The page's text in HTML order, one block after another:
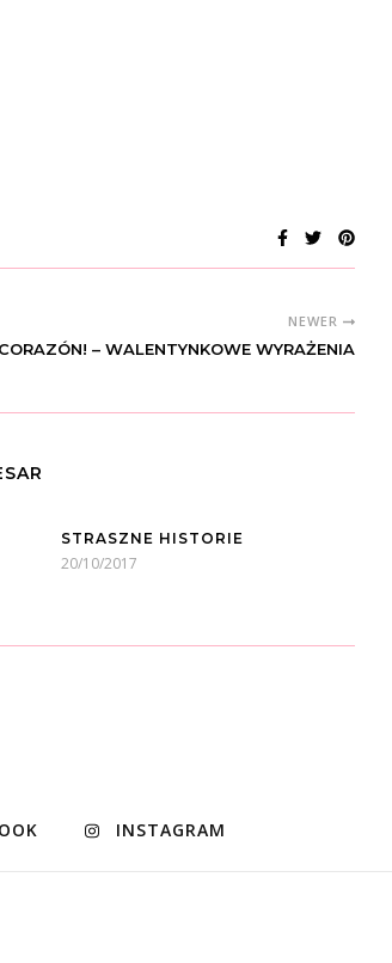
NEWER
CORAZÓN! – WALENTYNKOWE WYRAŻENIA
STRASZNE HISTORIE
20/10/2017
INSTAGRAM